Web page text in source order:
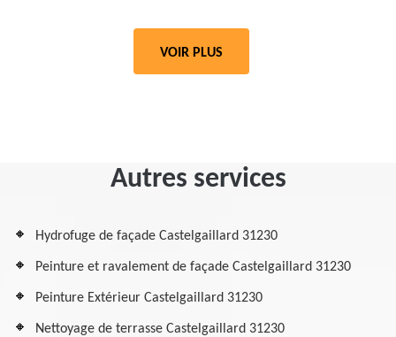
VOIR PLUS
Autres services
Hydrofuge de façade Castelgaillard 31230
Peinture et ravalement de façade Castelgaillard 31230
Peinture Extérieur Castelgaillard 31230
Nettoyage de terrasse Castelgaillard 31230